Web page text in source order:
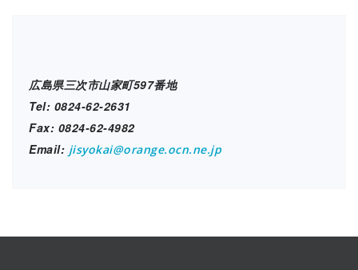
広島県三次市山家町597番地
Tel: 0824-62-2631
Fax: 0824-62-4982
Email: jisyokai@orange.ocn.ne.jp